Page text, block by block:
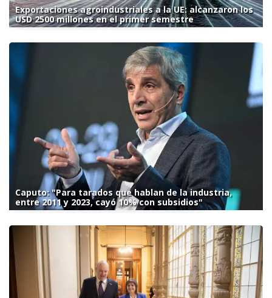
Exportaciones agroindustriales a la UE: alcanzaron los
USD 2500 millones en el primer semestre
Caputo: "Para tarados que hablan de la industria,
entre 2011 y 2023, cayó 10% con subsidios"